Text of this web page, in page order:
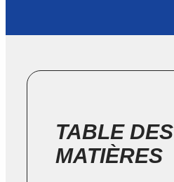
TABLE DES
MATIÈRES